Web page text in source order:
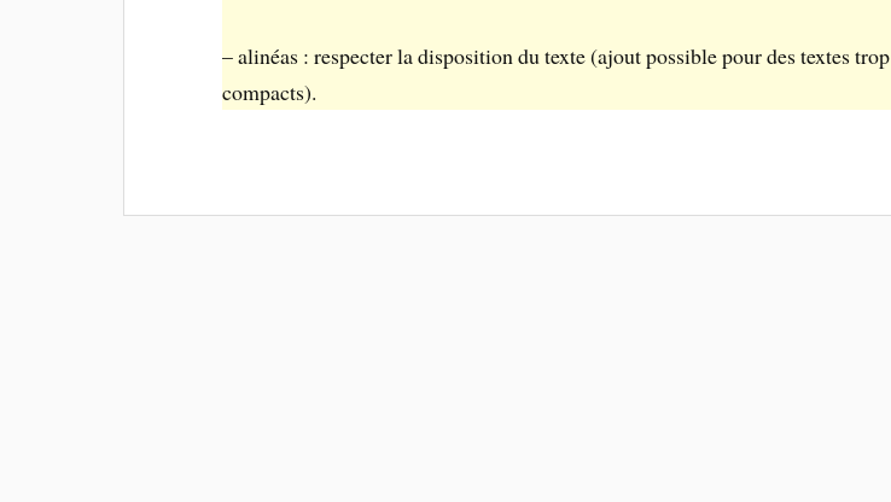
– alinéas : respecter la disposition du texte (ajout possible pour des textes trop
compacts).